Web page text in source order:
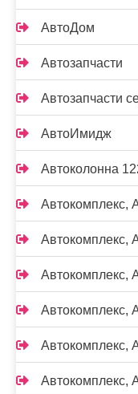
АвтоДом
Автозапчасти
Автозапчасти
АвтоИмидж
Автоколонна
Автокомплекс,
Автокомплекс,
Автокомплекс,
Автокомплекс,
Автокомплекс,
Автокомплекс,